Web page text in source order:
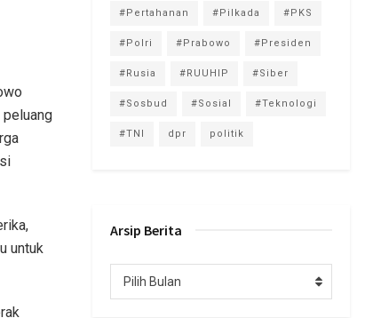
untuk
#Pertahanan #Pilkada #PKS
#Polri #Prabowo #Presiden
#Rusia #RUUHIP #Siber
#Sosbud #Sosial #Teknologi
#TNI dpr politik
Arsip Berita
Pilih Bulan